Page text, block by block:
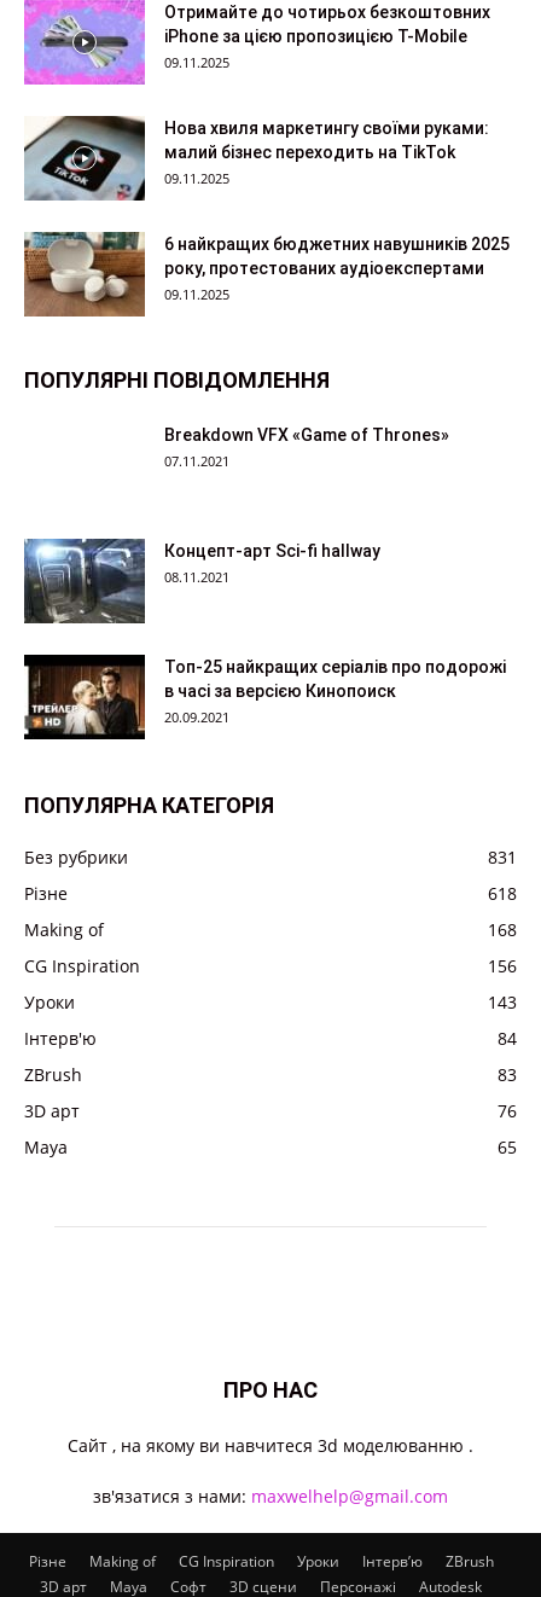
Отримайте до чотирьох безкоштовних
iPhone за цією пропозицією T-Mobile
09.11.2025
Нова хвиля маркетингу своїми руками:
малий бізнес переходить на TikTok
09.11.2025
6 найкращих бюджетних навушників 2025
року, протестованих аудіоекспертами
09.11.2025
ПОПУЛЯРНІ ПОВІДОМЛЕННЯ
Breakdown VFX «Game of Thrones»
07.11.2021
Концепт-арт Sci-fi hallway
08.11.2021
Топ-25 найкращих серіалів про подорожі
в часі за версією Кинопоиск
20.09.2021
ПОПУЛЯРНА КАТЕГОРІЯ
Без рубрики
831
Різне
618
Making of
168
CG Inspiration
156
Уроки
143
Інтерв'ю
84
ZBrush
83
3D арт
76
Maya
65
ПРО НАС
Cайт , на якому ви навчитеся 3d моделюванню .
зв'язатися з нами: maxwelhelp@gmail.com
Різне Making of CG Inspiration Уроки Інтерв’ю
ZBrush
3D арт
Maya Софт 3D сцени Персонажі Autodesk